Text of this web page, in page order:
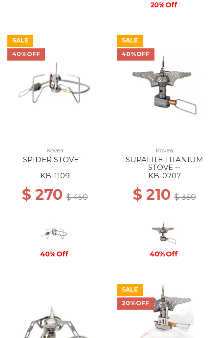
20% Off
SALE
40%OFF
Kovea
SPIDER STOVE --
KB-1109
$ 270$ 450
40% Off
SALE
40%OFF
Kovea
SUPALITE TITANIUM
STOVE --
KB-0707
$ 210$ 350
40% Off
SALE
20%OFF